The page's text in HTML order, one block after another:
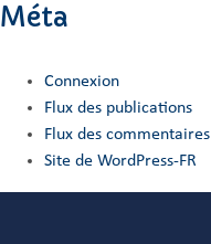
Méta
Connexion
Flux des publications
Flux des commentaires
Site de WordPress-FR